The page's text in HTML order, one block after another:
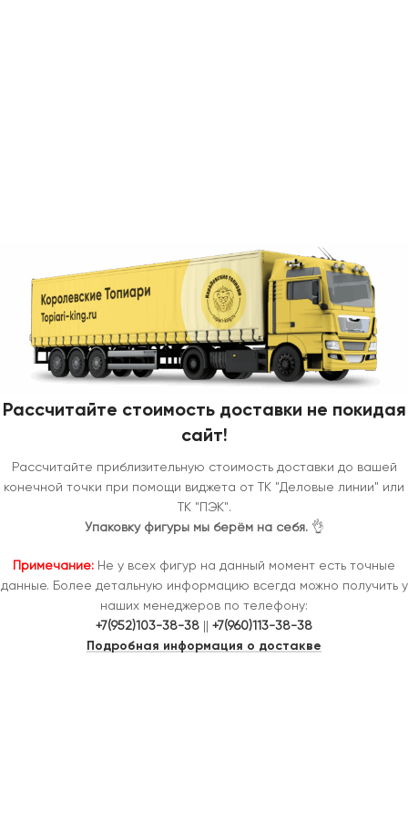
Рассчитайте стоимость доставки не покидая
сайт!
Рассчитайте приблизительную стоимость доставки до вашей
конечной точки при помощи виджета от ТК "Деловые линии" или
ТК "ПЭК".
Упаковку фигуры мы берём на себя.👌
Примечание: Не у всех фигур на данный момент есть точные
данные. Более детальную информацию всегда можно получить у
наших менеджеров по телефону:
+7(952)103-38-38 || +7(960)113-38-38
Подробная информация о достакве